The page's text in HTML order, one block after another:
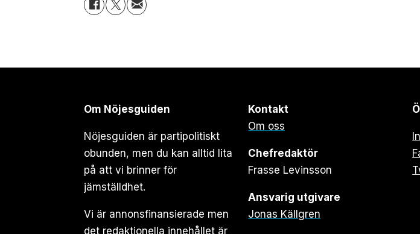
Om Nöjesguiden
Nöjesguiden är partipolitiskt
obunden, men du kan alltid lita
på att vi brinner för
jämställdhet.
Vi är annonsfinansierade men
det redaktionella innehållet är
Kontakt
Om oss
Chefredaktör
Frasse Levinsson
Ansvarig utgivare
Jonas Källgren